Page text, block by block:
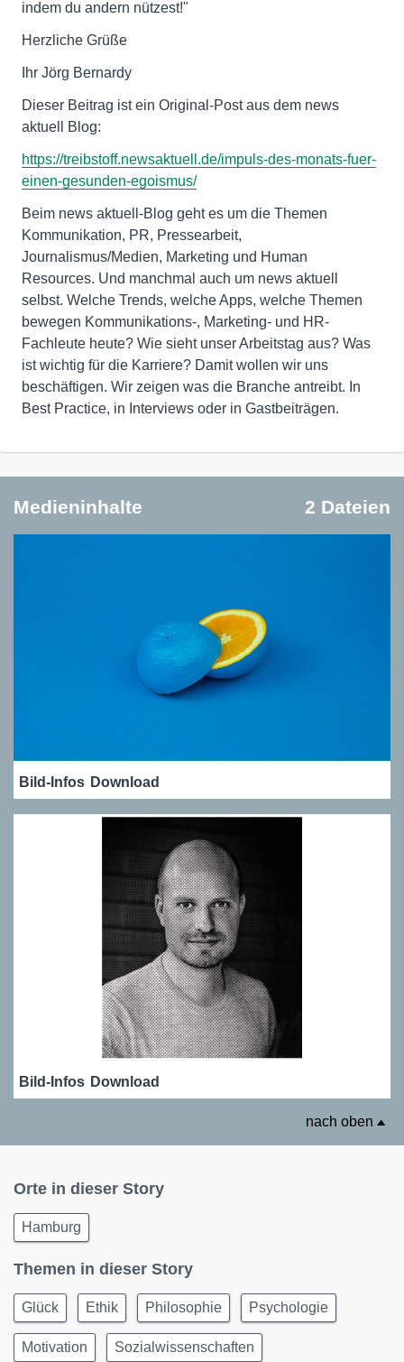
indem du andern nützest!"
Herzliche Grüße
Ihr Jörg Bernardy
Dieser Beitrag ist ein Original-Post aus dem news
aktuell Blog:
https://treibstoff.newsaktuell.de/impuls-des-monats-fuer-
einen-gesunden-egoismus/
Beim news aktuell-Blog geht es um die Themen
Kommunikation, PR, Pressearbeit,
Journalismus/Medien, Marketing und Human
Resources. Und manchmal auch um news aktuell
selbst. Welche Trends, welche Apps, welche Themen
bewegen Kommunikations-, Marketing- und HR-
Fachleute heute? Wie sieht unser Arbeitstag aus? Was
ist wichtig für die Karriere? Damit wollen wir uns
beschäftigen. Wir zeigen was die Branche antreibt. In
Best Practice, in Interviews oder in Gastbeiträgen.
Medieninhalte 2 Dateien
Bild-Infos Download
Bild-Infos Download
nach oben
Orte in dieser Story
Hamburg
Themen in dieser Story
Glück Ethik Philosophie Psychologie
Motivation Sozialwissenschaften